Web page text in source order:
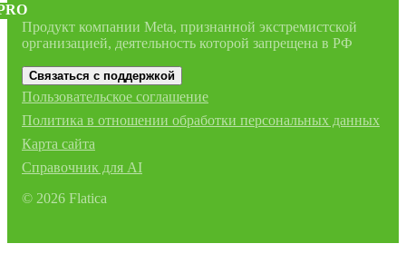
Продукт компании Meta, признанной экстремистской
организацией, деятельность которой запрещена в РФ
Связаться с поддержкой
Пользовательское соглашение
Политика в отношении обработки персональных данных
Карта сайта
Справочник для AI
© 2026 Flatica